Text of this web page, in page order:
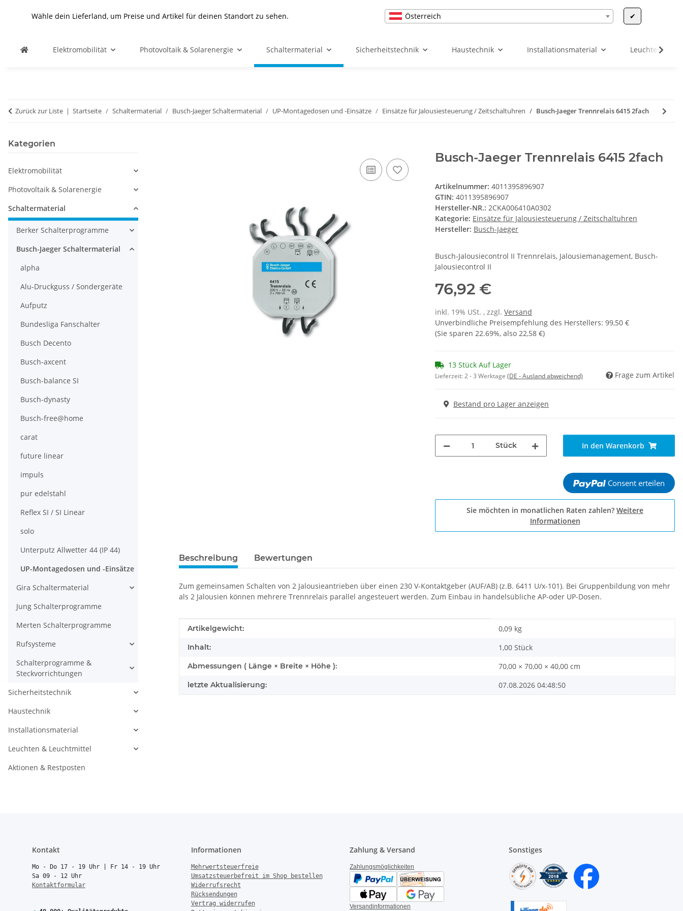
Wähle dein Lieferland, um Preise und Artikel für deinen Standort zu sehen. Österreich ✔
Elektromobilität Photovoltaik & Solarenergie Schaltermaterial Sicherheitstechnik Haustechnik Installationsmaterial Leuchten &
Zurück zur Liste Startseite Schaltermaterial Busch-Jaeger Schaltermaterial UP-Montagedosen und -Einsätze Einsätze für Jalousiesteuerung / Zeitschaltuhren Busch-Jaeger Trennrelais 6415 2fach
Busch-Jaeger Trennrelais 6415 2fach
Artikelnummer: 4011395896907
GTIN: 4011395896907
Hersteller-NR.: 2CKA006410A0302
Kategorie: Einsätze für Jalousiesteuerung / Zeitschaltuhren
Hersteller: Busch-Jaeger
Busch-Jalousiecontrol II Trennrelais, Jalousiemanagement, Busch-
Jalousiecontrol II
76,92 €
inkl. 19% USt. , zzgl. Versand
Unverbindliche Preisempfehlung des Herstellers: 99,50 €
(Sie sparen 22.69%, also 22,58 €)
13 Stück Auf Lager
Lieferzeit:2 - 3 Werktage (DE - Ausland abweichend) Frage zum Artikel
Bestand pro Lager anzeigen
Stück In den Warenkorb
Consent erteilen
Sie möchten in monatlichen Raten zahlen? Weitere
Informationen
Beschreibung Bewertungen
Zum gemeinsamen Schalten von 2 Jalousieantrieben über einen 230 V-Kontaktgeber (AUF/AB) (z.B. 6411 U/x-101). Bei Gruppenbildung von mehr
als 2 Jalousien können mehrere Trennrelais parallel angesteuert werden. Zum Einbau in handelsübliche AP-oder UP-Dosen.
Produkteigenschaft
Wert
Artikelgewicht: 0,09 kg
Inhalt: 1,00 Stück
Abmessungen ( Länge × Breite × Höhe ): 70,00 × 70,00 × 40,00 cm
letzte Aktualisierung: 07.08.2026 04:48:50
Kategorien
Elektromobilität
Photovoltaik & Solarenergie
Schaltermaterial
Berker Schalterprogramme
Busch-Jaeger Schaltermaterial
alpha
Alu-Druckguss / Sondergeräte
Aufputz
Bundesliga Fanschalter
Busch Decento
Busch-axcent
Busch-balance SI
Busch-dynasty
Busch-free@home
carat
future linear
impuls
pur edelstahl
Reflex SI / SI Linear
solo
Unterputz Allwetter 44 (IP 44)
UP-Montagedosen und -Einsätze
Gira Schaltermaterial
Jung Schalterprogramme
Merten Schalterprogramme
Rufsysteme
Schalterprogramme &
Steckvorrichtungen
Sicherheitstechnik
Haustechnik
Installationsmaterial
Leuchten & Leuchtmittel
Aktionen & Restposten
Kontakt
Mo - Do 17 - 19 Uhr | Fr 14 - 19 Uhr
Sa 09 - 12 Uhr
Kontaktformular
Informationen
Mehrwertsteuerfreie
Umsatzsteuerbefreit im Shop bestellen
Widerrufsrecht
Rücksendungen
Vertrag widerrufen
Zahlung & Versand
Zahlungsmöglichkeiten
Versandinformationen
Sonstiges